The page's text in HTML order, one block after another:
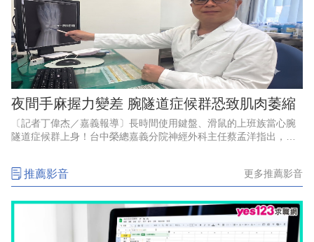
夜間手麻握力變差 腕隧道症候群恐致肌肉萎縮
〔記者丁偉杰／嘉義報導〕長時間使用鍵盤、滑鼠的上班族當心腕
隧道症候群上身！台中榮總嘉義分院神經外科主任蔡孟洋指出，腕
推薦影音 更多推薦影音